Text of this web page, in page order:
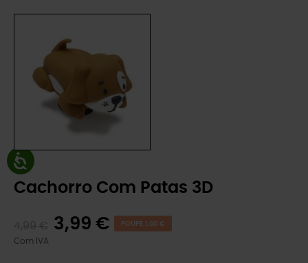
Cachorro Com Patas 3D
3,99 € POUPE 1,00 €
Com IVA